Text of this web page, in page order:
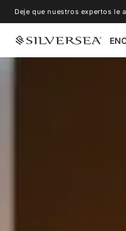
Deje que nuestros expertos le